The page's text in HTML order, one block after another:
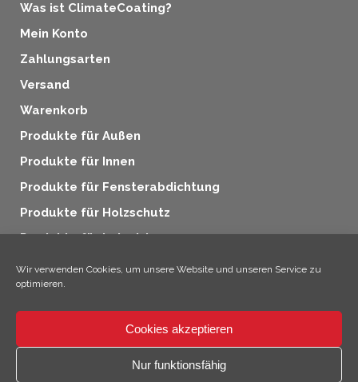
Wir verwenden Cookies, um unsere Website und unseren Service zu
optimieren.
Cookies akzeptieren
Nur funktionsfähig
Was ist ClimateCoating?
Mein Konto
Zahlungsarten
Versand
Warenkorb
Produkte für Außen
Produkte für Innen
Produkte für Fensterabdichtung
Produkte für Holzschutz
Produkte für Industrie
Zusatzprodukte
© 2026 SICC Coatings GmbH
Hallo, ich bin Climo!